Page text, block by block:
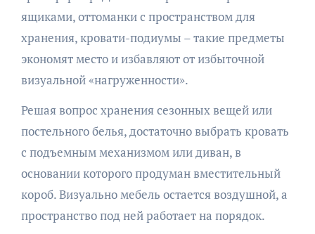
ящиками, оттоманки с пространством для
хранения, кровати-подиумы – такие предметы
экономят место и избавляют от избыточной
визуальной «нагруженности».
Решая вопрос хранения сезонных вещей или
постельного белья, достаточно выбрать кровать
с подъемным механизмом или диван, в
основании которого продуман вместительный
короб. Визуально мебель остается воздушной, а
пространство под ней работает на порядок.